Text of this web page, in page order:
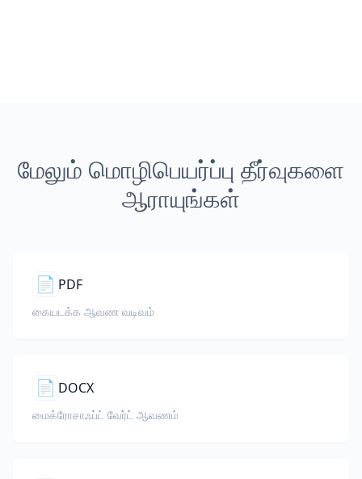
மேலும் மொழிபெயர்ப்பு தீர்வுகளை
ஆராயுங்கள்
📄 PDF
கையடக்க ஆவண வடிவம்
📄 DOCX
மைக்ரோசாஃப்ட் வேர்ட் ஆவணம்